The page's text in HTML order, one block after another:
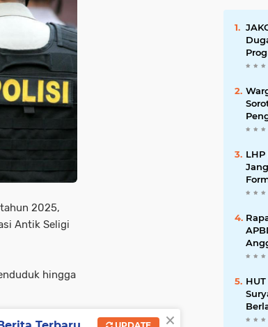
2025,
Antik Seligi
hingga
dan
dan
×